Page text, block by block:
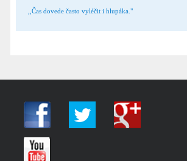
,,Čas dovede často vyléčit i hlupáka."